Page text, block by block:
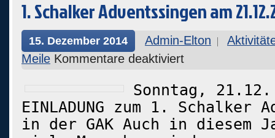
1. Schalker Adventssingen am
15. Dezember 2014 Admin-Elton
Meile Kommentare deaktiviert
Sonntag,
EINLADUNG zum 1. Schalker
in der GAK Auch in diesem